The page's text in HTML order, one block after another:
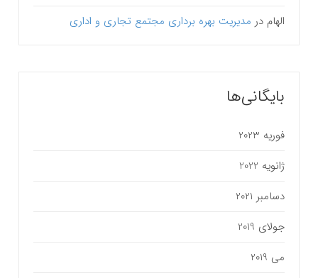
الهام در مدیریت بهره برداری مجتمع تجاری و اداری
بایگانی‌ها
فوریه 2023
ژانویه 2022
دسامبر 2021
جولای 2019
می 2019